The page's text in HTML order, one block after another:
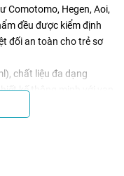
Comotomo, Hegen, Aoi,
đều được kiểm định
đối an toàn cho trẻ sơ
chất liệu đa dạng
kế thông minh với van
bú và hạn chế tình
ty phổ biến và dễ vệ
giá tốt, hàng chính